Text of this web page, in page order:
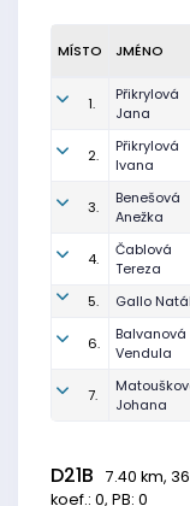
MÍSTO JMÉNO
1.
Přikrylová
Jana
2.
Přikrylová
Ivana
3.
Benešová
Anežka
4.
Čablová
Tereza
5. Gallo
6.
Balvanová
Vendula
7.
Johana
D21B 7.40 km,
koef.: 0, PB: 0